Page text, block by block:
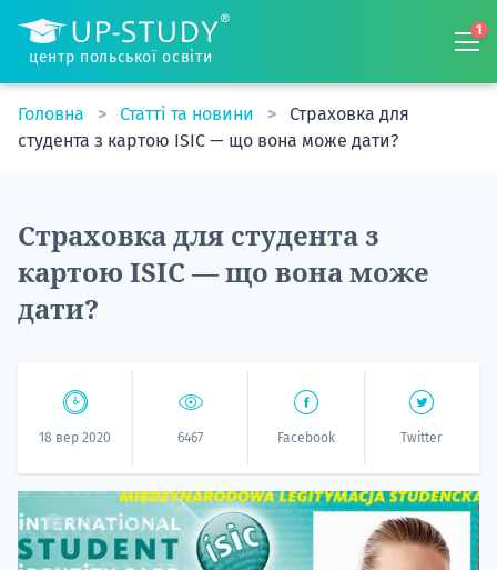
центр польської освіти
1
Головна Статті та новини
Страховка для
студента з картою ISIC — що вона може дати?
Страховка для студента з
картою ISIC — що вона може
дати?
18 вер 2020 6467 Facebook Twitter